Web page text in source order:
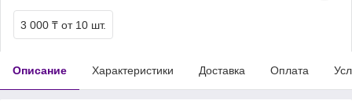
3 000 ₸ от 10 шт.
Описание Характеристики Доставка Оплата